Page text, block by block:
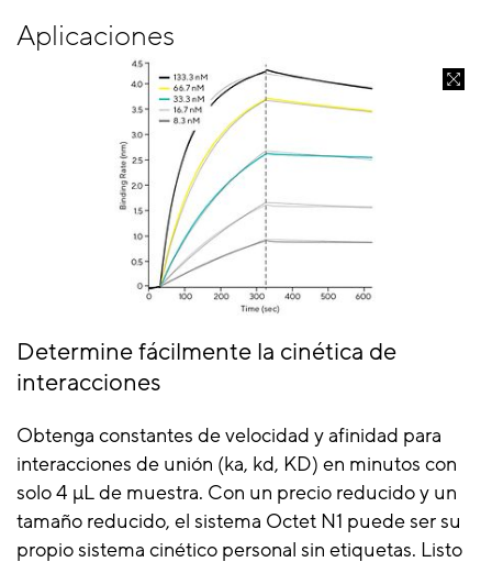
Aplicaciones
Determine fácilmente la cinética de
interacciones
Obtenga constantes de velocidad y afinidad para
interacciones de unión (ka, kd, KD) en minutos con
solo 4 µL de muestra. Con un precio reducido y un
tamaño reducido, el sistema Octet N1 puede ser su
propio sistema cinético personal sin etiquetas. Listo